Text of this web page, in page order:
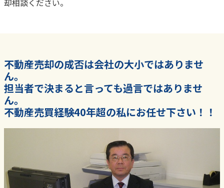
却相談ください。
不動産売却の成否は会社の大小ではありませ
ん。
担当者で決まると言っても過言ではありませ
ん。
不動産売買経験40年超の私にお任せ下さい！！